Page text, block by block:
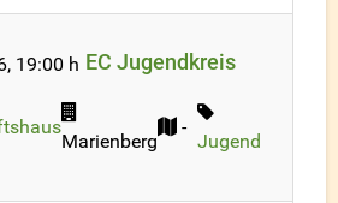
, 19:00 h EC Jugendkreis
Marienberg
-
Jugend